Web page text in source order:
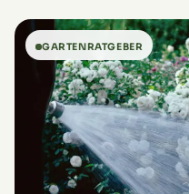
GARTENRATGEBER